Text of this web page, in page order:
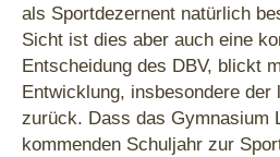
als Sportdezernent natürlich
Sicht ist dies aber auch eine
Entscheidung des DBV, blickt
Entwicklung, insbesondere der
zurück. Dass das Gymnasium
kommenden Schuljahr zur